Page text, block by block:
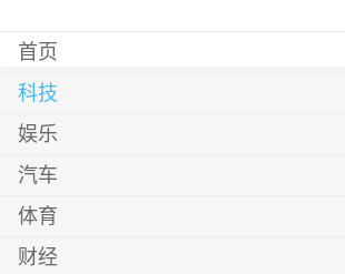
首页
科技
娱乐
汽车
体育
财经